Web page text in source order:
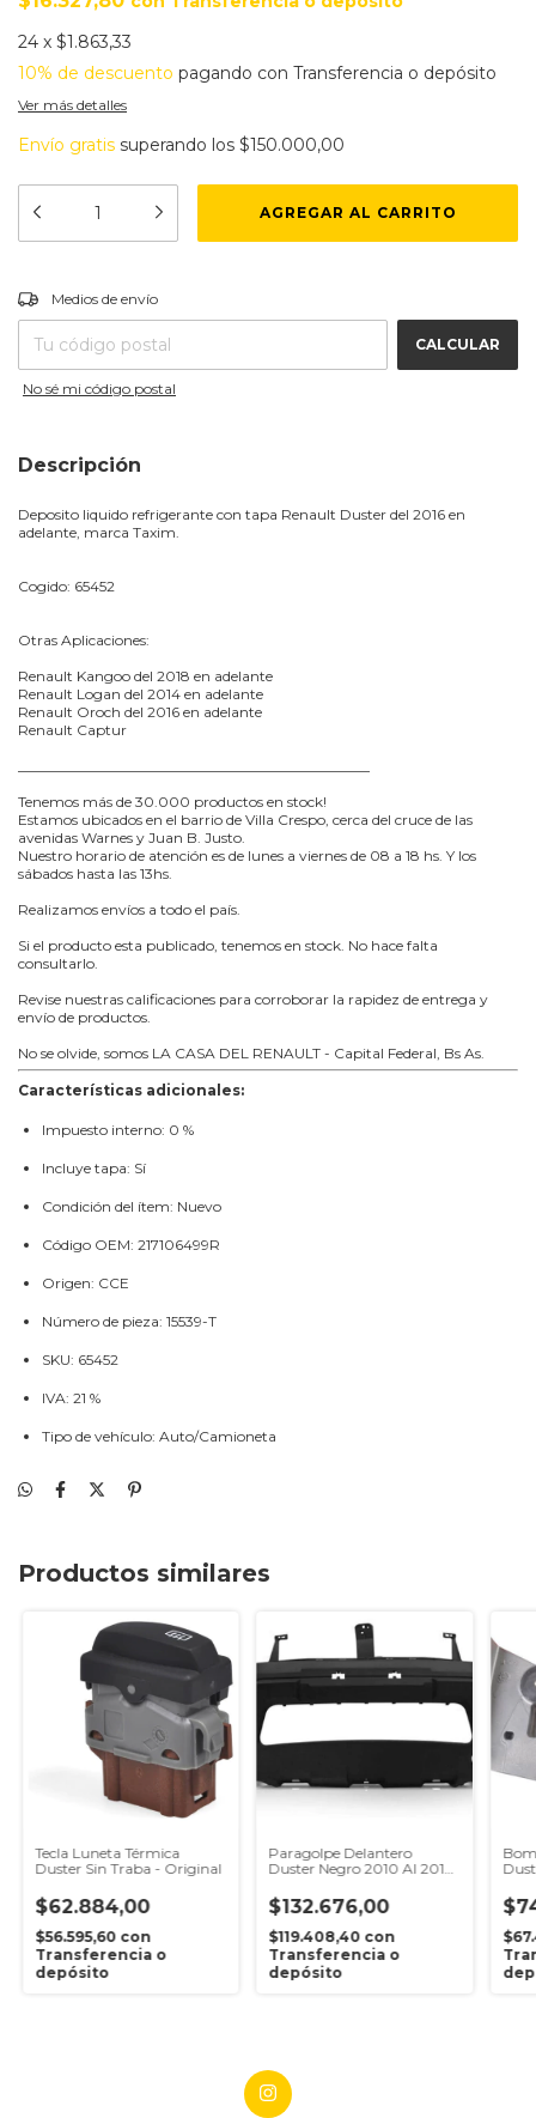
24 x $1.863,33
10% de descuento pagando con Transferencia o depósito
Ver más detalles
Envío gratis superando los $150.000,00
Entregas para el CP:
Medios de envío
CALCULAR
No sé mi código postal
Descripción
Deposito liquido refrigerante con tapa Renault Duster del 2016 en
adelante, marca Taxim.
Cogido: 65452
Otras Aplicaciones:
Renault Kangoo del 2018 en adelante
Renault Logan del 2014 en adelante
Renault Oroch del 2016 en adelante
Renault Captur
Tenemos más de 30.000 productos en stock!
Estamos ubicados en el barrio de Villa Crespo, cerca del cruce de las
avenidas Warnes y Juan B. Justo.
Nuestro horario de atención es de lunes a viernes de 08 a 18 hs. Y los
sábados hasta las 13hs.
Realizamos envíos a todo el país.
Si el producto esta publicado, tenemos en stock. No hace falta
consultarlo.
Revise nuestras calificaciones para corroborar la rapidez de entrega y
envío de productos.
No se olvide, somos LA CASA DEL RENAULT - Capital Federal, Bs As.
Características adicionales:
Impuesto interno: 0 %
Incluye tapa: Sí
Condición del ítem: Nuevo
Código OEM: 217106499R
Origen: CCE
Número de pieza: 15539-T
SKU: 65452
IVA: 21 %
Tipo de vehículo: Auto/Camioneta
Productos similares
Tecla Luneta Térmica
Duster Sin Traba - Original
$62.884,00
$56.595,60 con
Transferencia o
depósito
Paragolpe Delantero
Duster Negro 2010 Al 2014
$132.676,00
$119.408,40 con
Transferencia o
depósito